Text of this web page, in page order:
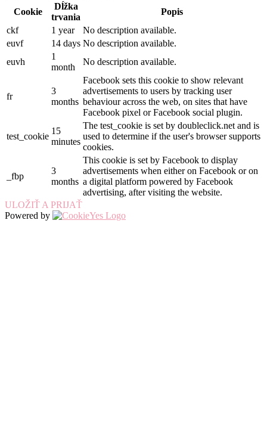
Cookie
Dĺžka
trvania
Popis
ckf
1 year
No description available.
euvf
14 days No description available.
euvh
1
month
No description available.
fr
3
months
Facebook sets this cookie to show relevant
advertisements to users by tracking user
behaviour across the web, on sites that have
Facebook pixel or Facebook social plugin.
test_cookie
15
minutes
The test_cookie is set by doubleclick.net and is
used to determine if the user's browser supports
cookies.
_fbp
3
months
This cookie is set by Facebook to display
advertisements when either on Facebook or on
a digital platform powered by Facebook
advertising, after visiting the website.
ULOŽIŤ A PRIJAŤ
Powered by